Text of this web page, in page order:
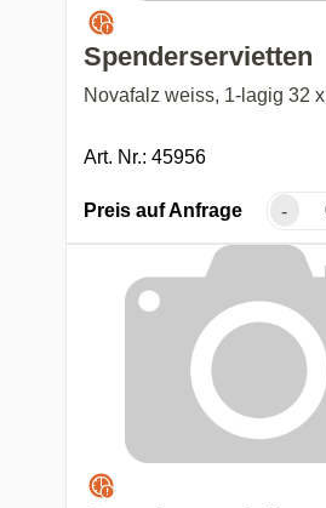
Spenderservietten
Novafalz weiss, 1-lagig 32
Art. Nr.: 45956
Preis auf Anfrage -